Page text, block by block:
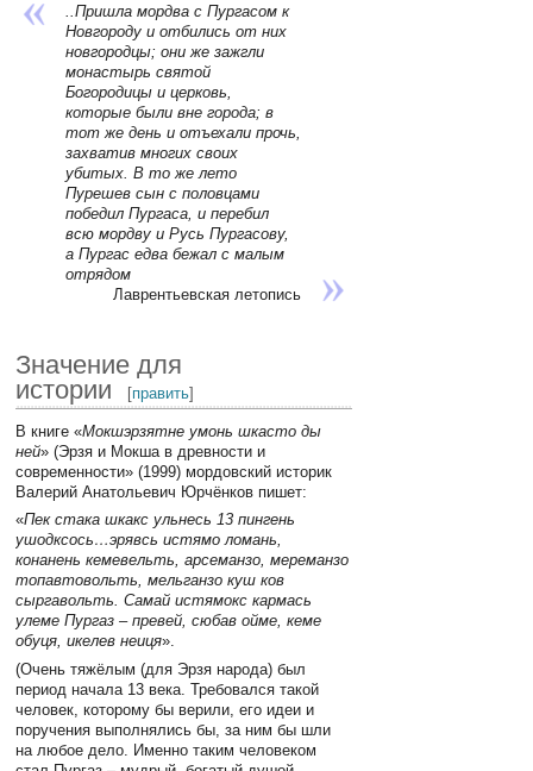
..Пришла мордва с Пургасом к
Новгороду и отбились от них
новгородцы; они же зажгли
монастырь святой
Богородицы и церковь,
которые были вне города; в
тот же день и отъехали прочь,
захватив многих своих
убитых. В то же лето
Пурешев сын с половцами
победил Пургаса, и перебил
всю мордву и Русь Пургасову,
а Пургас едва бежал с малым
отрядом
Лаврентьевская летопись
Значение для
истории
[править]
В книге «Мокшэрзятне умонь шкасто ды
ней» (Эрзя и Мокша в древности и
современности» (1999) мордовский историк
Валерий Анатольевич Юрчёнков пишет:
«Пек стака шкакс ульнесь 13 пингень
ушодксось…эрявсь истямо ломань,
конанень кемевельть, арсеманзо, мереманзо
топавтовольть, мельганзо куш ков
сыргавольть. Самай истямокс кармась
улеме Пургаз – превей, сюбав ойме, кеме
обуця, икелев неиця».
(Очень тяжёлым (для Эрзя народа) был
период начала 13 века. Требовался такой
человек, которому бы верили, его идеи и
поручения выполнялись бы, за ним бы шли
на любое дело. Именно таким человеком